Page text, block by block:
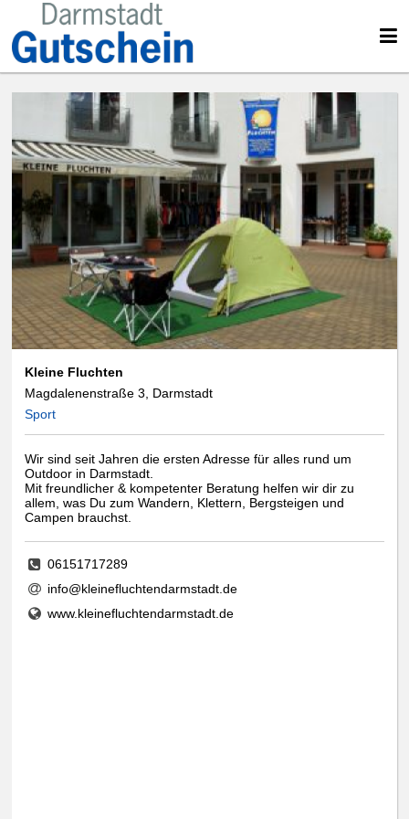
Kleine Fluchten
Magdalenenstraße 3, Darmstadt
Sport
Wir sind seit Jahren die ersten Adresse für alles rund um
Outdoor in Darmstadt.
Mit freundlicher & kompetenter Beratung helfen wir dir zu
allem, was Du zum Wandern, Klettern, Bergsteigen und
Campen brauchst.
06151717289
info@kleinefluchtendarmstadt.de
www.kleinefluchtendarmstadt.de